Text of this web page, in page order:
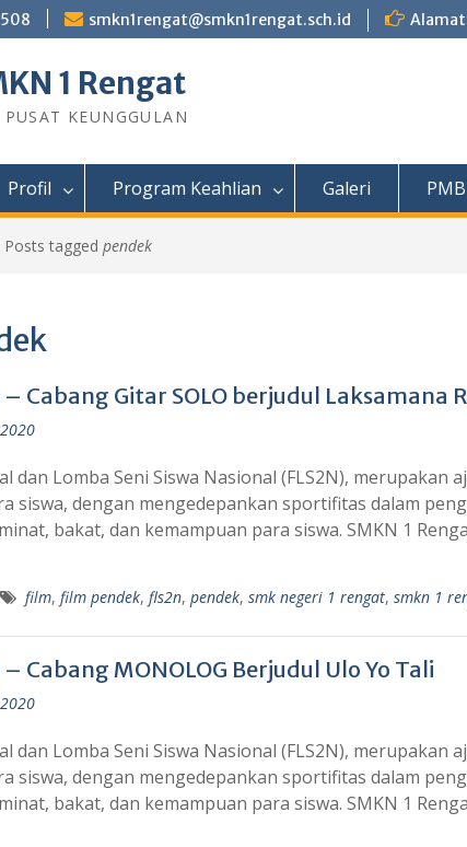
smkn1rengat@smkn1rengat.sch.id
1 Rengat
PUSAT KEUNGGULAN
Profil Program Keahlian Galeri
Posts tagged pendek
– Cabang Gitar SOLO berjudul Laksamana
dan Lomba Seni Siswa Nasional (FLS2N),
siswa, dengan mengedepankan sportifitas dalam
bakat, dan kemampuan para siswa. SMKN 1
film, film pendek, fls2n, pendek, smk negeri 1 rengat, smkn 1
– Cabang MONOLOG Berjudul Ulo Yo Tali
dan Lomba Seni Siswa Nasional (FLS2N),
siswa, dengan mengedepankan sportifitas dalam
bakat, dan kemampuan para siswa. SMKN 1